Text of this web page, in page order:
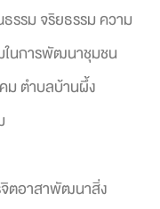
รม จริยธรรม ความ
ในการพัฒนาชุมชน
ม ตำบลบ้านผึ้ง
จิตอาสาพัฒนาสิ่ง